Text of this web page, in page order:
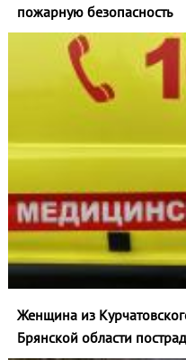
пожарную безопасность
Женщина из
Брянской области